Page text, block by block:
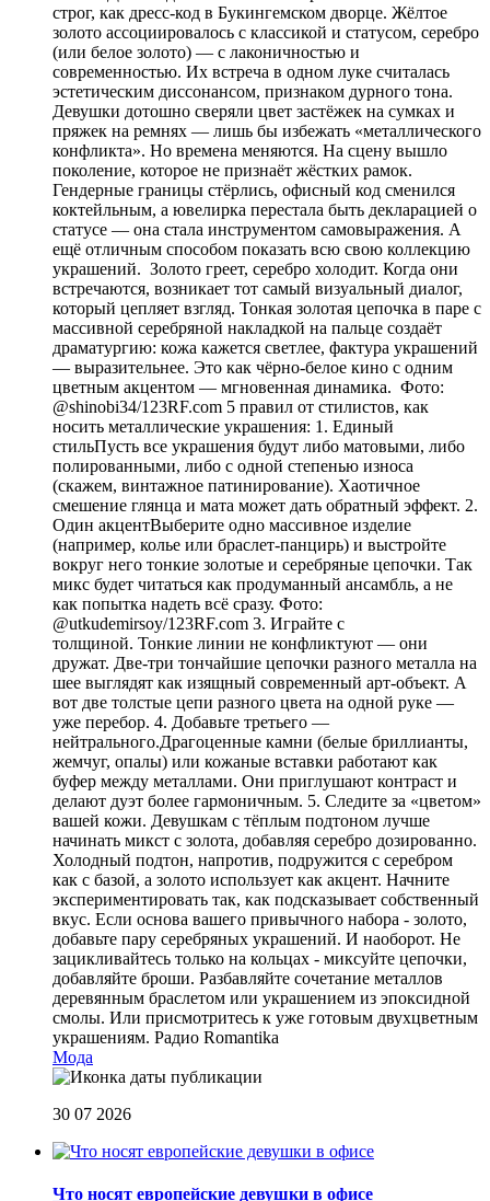
строг, как дресс-код в Букингемском дворце. Жёлтое
золото ассоциировалось с классикой и статусом, серебро
(или белое золото) — с лаконичностью и
современностью. Их встреча в одном луке считалась
эстетическим диссонансом, признаком дурного тона.
Девушки дотошно сверяли цвет застёжек на сумках и
пряжек на ремнях — лишь бы избежать «металлического
конфликта». Но времена меняются. На сцену вышло
поколение, которое не признаёт жёстких рамок.
Гендерные границы стёрлись, офисный код сменился
коктейльным, а ювелирка перестала быть декларацией о
статусе — она стала инструментом самовыражения. А
ещё отличным способом показать всю свою коллекцию
украшений. Золото греет, серебро холодит. Когда они
встречаются, возникает тот самый визуальный диалог,
который цепляет взгляд. Тонкая золотая цепочка в паре с
массивной серебряной накладкой на пальце создаёт
драматургию: кожа кажется светлее, фактура украшений
— выразительнее. Это как чёрно-белое кино с одним
цветным акцентом — мгновенная динамика. Фото:
@shinobi34/123RF.com 5 правил от стилистов, как
носить металлические украшения: 1. Единый
стильПусть все украшения будут либо матовыми, либо
полированными, либо с одной степенью износа
(скажем, винтажное патинирование). Хаотичное
смешение глянца и мата может дать обратный эффект. 2.
Один акцентВыберите одно массивное изделие
(например, колье или браслет-панцирь) и выстройте
вокруг него тонкие золотые и серебряные цепочки. Так
микс будет читаться как продуманный ансамбль, а не
как попытка надеть всё сразу. Фото:
@utkudemirsoy/123RF.com 3. Играйте с
толщиной. Тонкие линии не конфликтуют — они
дружат. Две-три тончайшие цепочки разного металла на
шее выглядят как изящный современный арт-объект. А
вот две толстые цепи разного цвета на одной руке —
уже перебор. 4. Добавьте третьего —
нейтрального.Драгоценные камни (белые бриллианты,
жемчуг, опалы) или кожаные вставки работают как
буфер между металлами. Они приглушают контраст и
делают дуэт более гармоничным. 5. Следите за «цветом»
вашей кожи. Девушкам с тёплым подтоном лучше
начинать микст с золота, добавляя серебро дозированно.
Холодный подтон, напротив, подружится с серебром
как с базой, а золото использует как акцент. Начните
экспериментировать так, как подсказывает собственный
вкус. Если основа вашего привычного набора - золото,
добавьте пару серебряных украшений. И наоборот. Не
зацикливайтесь только на кольцах - миксуйте цепочки,
добавляйте броши. Разбавляйте сочетание металлов
деревянным браслетом или украшением из эпоксидной
смолы. Или присмотритесь к уже готовым двухцветным
украшениям. Радио Romantika
Мода
30 07 2026
Что носят европейские девушки в офисе